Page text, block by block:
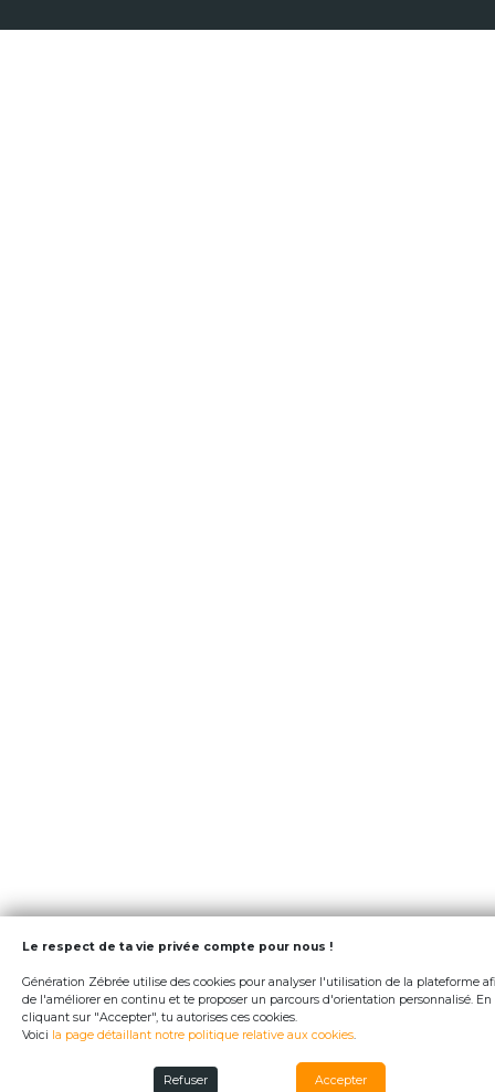
Le respect de ta vie privée compte pour nous !
Génération Zébrée utilise des cookies pour analyser l'utilisation de la plateforme
de l'améliorer en continu et te proposer un parcours d'orientation personnalisé. En
cliquant sur "Accepter", tu autorises ces cookies.
Voici la page détaillant notre politique relative aux cookies.
Refuser Accepter